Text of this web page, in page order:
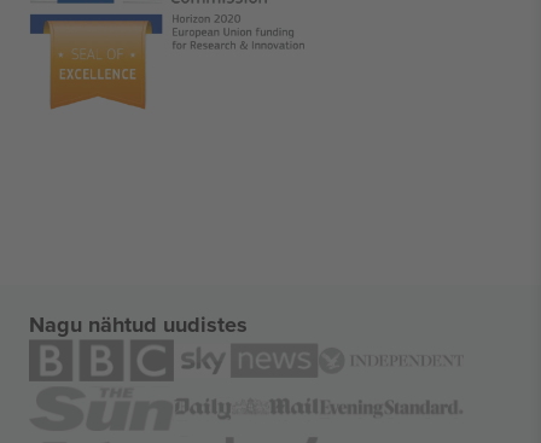
Nagu nähtud uudistes